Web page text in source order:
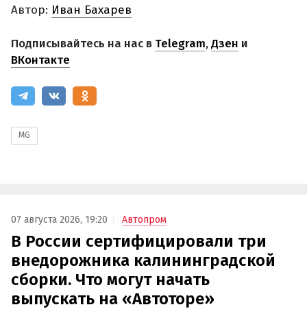
Автор: Иван Бахарев
Подписывайтесь на нас в Telegram,Дзен и
ВКонтакте
MG
07 августа 2026, 19:20 Автопром
В России сертифицировали три
внедорожника калининградской
сборки. Что могут начать
выпускать на «Автоторе»